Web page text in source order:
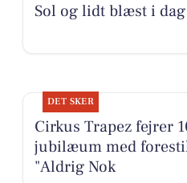
Sol og lidt blæst i dag
DET SKER
Cirkus Trapez fejrer
jubilæum med
"Aldrig Nok